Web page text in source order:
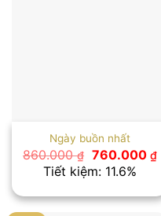
Ngày buồn nhất
860.000₫ Giá
gốc
là:
760.000 ₫
Tiết kiệm: 11.6%